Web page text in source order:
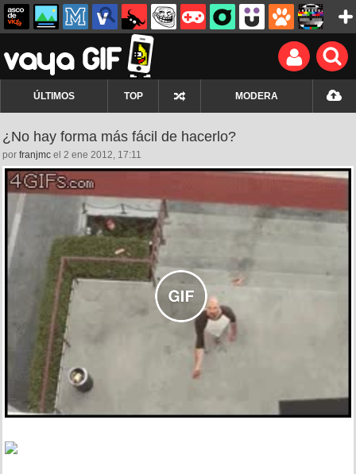
ÚLTIMOS TOP MODERA
¿No hay forma más fácil de hacerlo?
por franjmc el 2 ene 2012, 17:11